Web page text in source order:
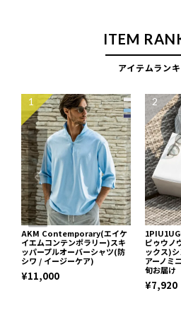
ITEM
アイテムラン
1
AKM Contemporary(エイケ
イエムコンテンポラリー)スキ
ッパープルオーバーシャツ(防
シワ / イージーケア)
¥11,000
2
ピゥウノ
ックス)
アーノミ
旬お届け
¥7,920